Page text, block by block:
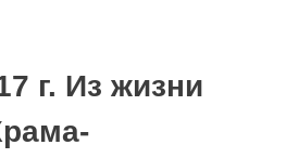
г. Из жизни